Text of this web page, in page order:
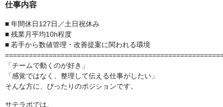
仕事内容
■ 年間休日127日／土日祝休み
■ 残業月平均10h程度
■ 若手から数値管理・改善提案に関われる環境
「チームで動くのが好き」
「感覚ではなく、整理して伝える仕事がしたい」
そんな方に、ぴったりのポジションです。
サテラボでは、